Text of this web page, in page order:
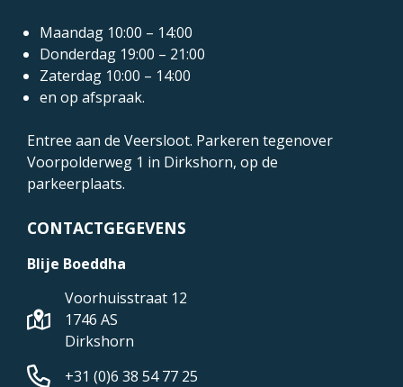
Maandag 10:00 – 14:00
Donderdag 19:00 – 21:00
Zaterdag 10:00 – 14:00
en op afspraak.
Entree aan de Veersloot. Parkeren tegenover
Voorpolderweg 1 in Dirkshorn, op de
parkeerplaats.
CONTACTGEGEVENS
Blije Boeddha
Voorhuisstraat 12
1746 AS
Dirkshorn
+31 (0)6 38 54 77 25